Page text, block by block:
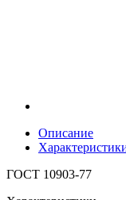
Описание
ГОСТ 10903-77